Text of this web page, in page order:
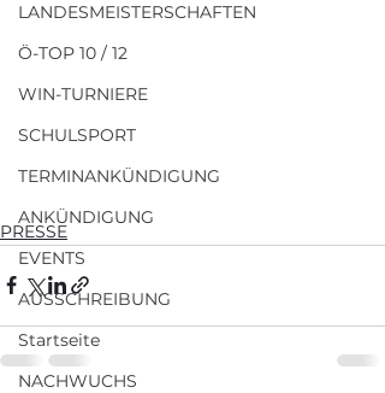
LANDESMEISTERSCHAFTEN
Ö-TOP 10 / 12
WIN-TURNIERE
SCHULSPORT
TERMINANKÜNDIGUNG
ANKÜNDIGUNG
EVENTS
AUSSCHREIBUNG
Startseite
NACHWUCHS
PRESSE